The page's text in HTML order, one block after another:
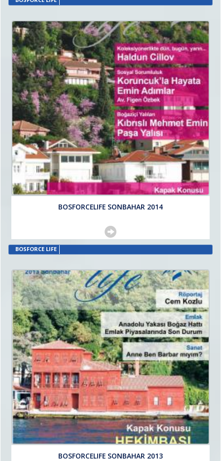
BOSFORCELIFE SONBAHAR 2014
BOSFORCE LIFE
BOSFORCELIFE SONBAHAR 2013